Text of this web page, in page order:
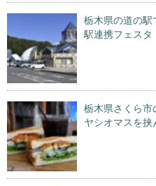
栃木県の道の
駅連携フェス
栃木県さくら
ヤシオマスを挟